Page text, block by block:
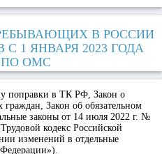
В РОССИИ
1 ЯНВАРЯ 2023 ГОДА
ОМС
поправки в ТК РФ, Закон о
Закон об обязательном
законы от 14 июля 2022 г. №
кодекс Российской
изменений в отдельные